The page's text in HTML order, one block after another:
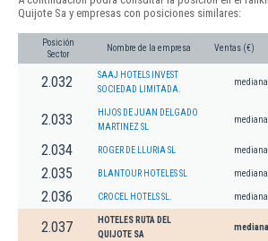
Quijote Sa y empresas con posiciones similares:
Posición
Sector
Nombre de la empresa Ventas (€)
2.032
SAAJ HOTELS INVEST
SOCIEDAD LIMITADA.
mediana
2.033
HIJOS DE JUAN DELGADO
MARTINEZ SL
mediana
2.034 ROGER DE LLURIA SL mediana
2.035 BLANTOUR HOTELES SL mediana
2.036 CROCEL HOTELS SL. mediana
2.037
HOTELES RUTA DEL
QUIJOTE SA
mediana